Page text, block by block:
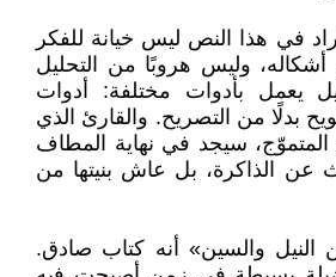
في هذا النص ليس خيانة للفكر
وليس هروبًا من التحليل
يعمل بأدوات مختلفة: أدوات
بدلًا من التصريح. والقارئ الذي
المتموّج، سيجد في نهاية المطاف
عن الذاكرة، بل عاش بنيتها من
النيل والسين» أنه كتاب صادق.